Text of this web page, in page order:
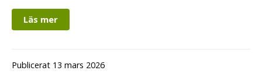
Läs mer
Publicerat 13 mars 2026